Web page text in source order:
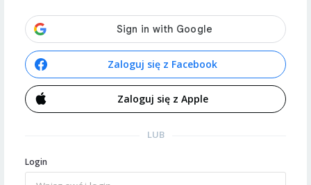
Zaloguj się z Facebook
Zaloguj się z Apple
LUB
Login